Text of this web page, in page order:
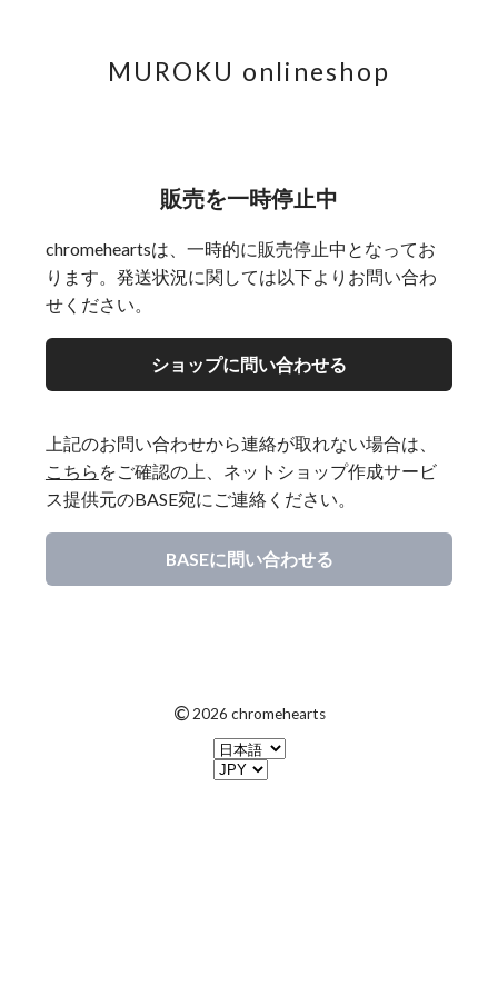
MUROKU onlineshop
販売を一時停止中
chromeheartsは、一時的に販売停止中となってお
ります。発送状況に関しては以下よりお問い合わ
せください。
ショップに問い合わせる
上記のお問い合わせから連絡が取れない場合は、
こちら をご確認の上、ネットショップ作成サービ
ス提供元のBASE宛にご連絡ください。
BASEに問い合わせる
© 2026 chromehearts